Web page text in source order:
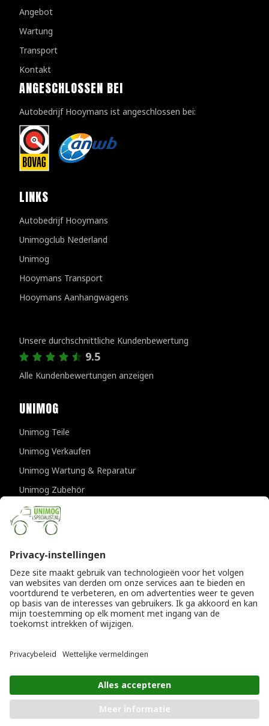
IN DEN WARENKORB LEGEN
Angebot
Wartung
Transport
Kontakt
ANGESCHLOSSEN BEI
Autobedrijf Hooymans ist angeschlossen bei:
LINKS
Autobedrijf Hooymans
Unimogclub Nederland
Unimog
Hooymans Transport
Hooymans Aanhangwagens
Unsere durchschnittliche Kundenbewertung
9.5
Alle Kundenbewertungen anzeigen
UNIMOG
Unimog Teile
Unimog Verkaufen
Unimog Wartung & Reparatur
Unimog Zubehör
Unimog APK-prufungen
KONTAKTDATEN
Provincialeweg 94-98
Die Niederlande
T+31 (0)418 632073
Einfo@unimogspecialist.nl
© Copyright 2026
Allgemeine Geschäftsbedingungen|
Datenschutzerklärung